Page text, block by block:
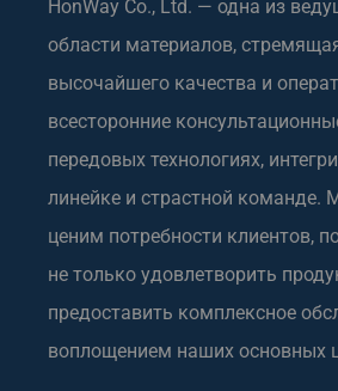
HonWay Co., Ltd. — одна из
области материалов,
высочайшего качества и
всесторонние
передовых технологиях,
линейке и страстной
ценим потребности клиентов,
не только удовлетворить
предоставить комплексное
воплощением наших основных